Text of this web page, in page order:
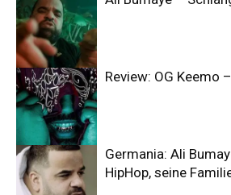
Review: OG Keemo
Germania: Ali
HipHop, seine